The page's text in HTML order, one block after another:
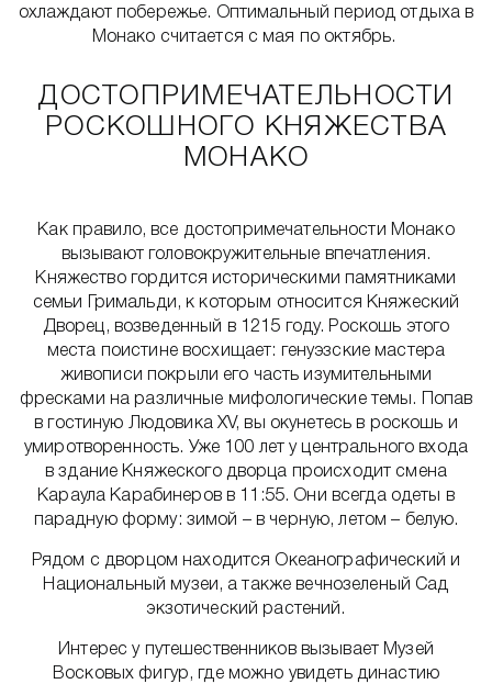
охлаждают побережье. Оптимальный период отдыха в
Монако считается с мая по октябрь.
ДОСТОПРИМЕЧАТЕЛЬНОСТИ
РОСКОШНОГО КНЯЖЕСТВА
МОНАКО
Как правило, все достопримечательности Монако
вызывают головокружительные впечатления.
Княжество гордится историческими памятниками
семьи Гримальди, к которым относится Княжеский
Дворец, возведенный в 1215 году. Роскошь этого
места поистине восхищает: генуэзские мастера
живописи покрыли его часть изумительными
фресками на различные мифологические темы. Попав
в гостиную Людовика XV, вы окунетесь в роскошь и
умиротворенность. Уже 100 лет у центрального входа
в здание Княжеского дворца происходит смена
Караула Карабинеров в 11:55. Они всегда одеты в
парадную форму: зимой – в черную, летом – белую.
Рядом с дворцом находится Океанографический и
Национальный музеи, а также вечнозеленый Сад
экзотический растений.
Интерес у путешественников вызывает Музей
Восковых фигур, где можно увидеть династию